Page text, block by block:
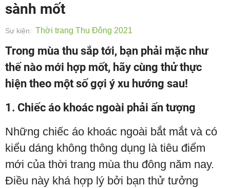
sành mốt
Sự kiện: Thời trang Thu Đông 2021
Trong mùa thu sắp tới, bạn phải mặc như
thế nào mới hợp mốt, hãy cùng thử thực
hiện theo một số gợi ý xu hướng sau!
1. Chiếc áo khoác ngoài phải ấn tượng
Những chiếc áo khoác ngoài bắt mắt và có
kiểu dáng không thông dụng là tiêu điểm
mới của thời trang mùa thu đông năm nay.
Điều này khá hợp lý bởi bạn thử tưởng